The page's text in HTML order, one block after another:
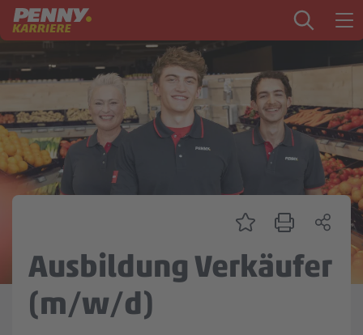
Zum Inhalt springen
Startseite
PENNY als Arbeitgeber
Ausbildung
Zentrale & Vertrieb
Mein Kandidat:innenprofil
Ausbildung Verkäufer
(m/w/d)